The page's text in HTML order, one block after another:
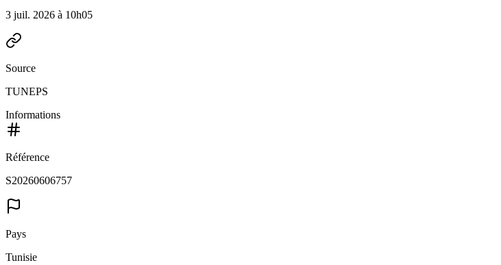
3 juil. 2026 à 10h05
Source
TUNEPS
Informations
Référence
S20260606757
Pays
Tunisie